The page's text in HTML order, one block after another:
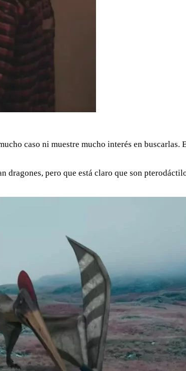
caso ni muestre mucho interés en buscarlas.
pero que está claro que son